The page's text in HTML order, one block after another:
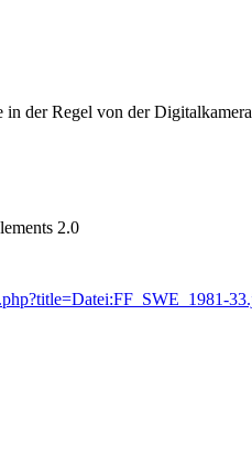
der Regel von der
2.0